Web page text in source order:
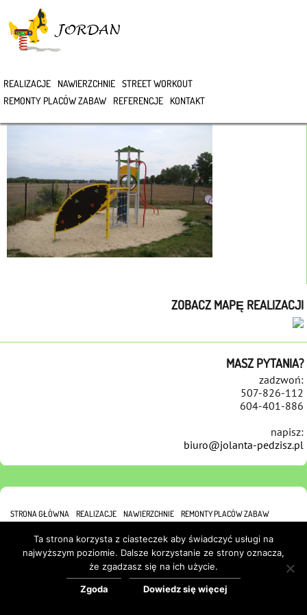
REALIZACJE NAWIERZCHNIE STREET WORKOUT
REMONTY PLACÓW ZABAW
REFERENCJE KONTAKT
DSC00140
ZOBACZ MAPĘ REALIZACJI
MASZ PYTANIA?
zadzwoń:
507-826-112
604-401-886
napisz:
biuro@jolanta-pedzisz.pl
STRONA GŁÓWNA REALIZACJE NAWIERZCHNIE
REMONTY PLACÓW ZABAW
Ta strona korzysta z ciasteczek aby świadczyć usługi na
najwyższym poziomie. Dalsze korzystanie ze strony oznacza,
że zgadzasz się na ich użycie.
Zgoda Dowiedz się więcej